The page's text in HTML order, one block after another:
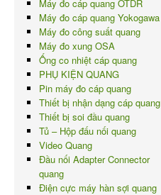
Máy đo cáp quang OTDR
Máy đo cáp quang Yokogawa
Máy đo công suất quang
Máy đo xung OSA
Ống co nhiệt cáp quang
PHỤ KIỆN QUANG
Pin máy đo cáp quang
Thiết bị nhận dạng cáp quang
Thiết bị soi đầu quang
Tủ – Hộp đấu nối quang
Video Quang
Đầu nối Adapter Connector
quang
Điện cực máy hàn sợi quang